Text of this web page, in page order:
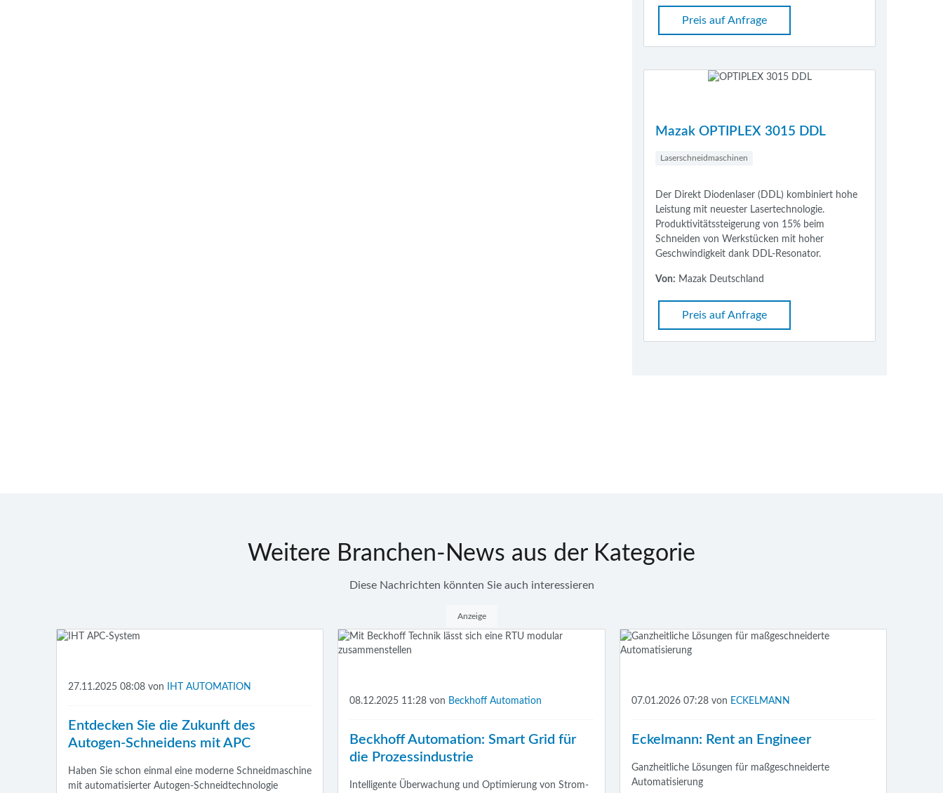
Preis auf Anfrage
Mazak OPTIPLEX 3015 DDL
Laserschneidmaschinen
Der Direkt Diodenlaser (DDL) kombiniert hohe
Leistung mit neuester Lasertechnologie.
Produktivitätssteigerung von 15% beim
Schneiden von Werkstücken mit hoher
Geschwindigkeit dank DDL-Resonator.
Von: Mazak Deutschland
Preis auf Anfrage
Weitere Branchen-News aus der Kategorie
Diese Nachrichten könnten Sie auch interessieren
Anzeige
27.11.2025 08:08 von IHT AUTOMATION
Entdecken Sie die Zukunft des
Autogen-Schneidens mit APC
Haben Sie schon einmal eine moderne Schneidmaschine
mit automatisierter Autogen-Schneidtechnologie
08.12.2025 11:28 von Beckhoff Automation
Beckhoff Automation: Smart Grid für
die Prozessindustrie
Intelligente Überwachung und Optimierung von Strom-
07.01.2026 07:28 von ECKELMANN
Eckelmann: Rent an Engineer
Ganzheitliche Lösungen für maßgeschneiderte
Automatisierung